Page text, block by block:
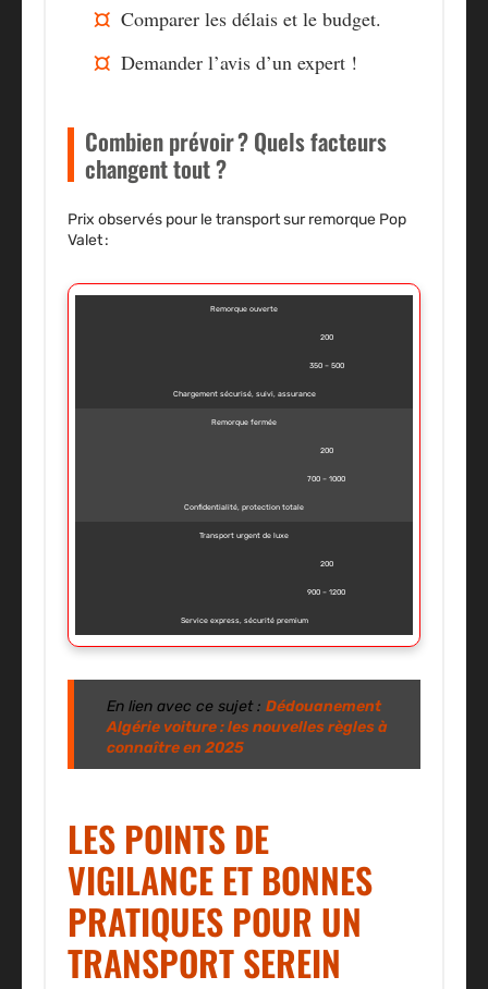
Comparer les délais et le budget.
Demander l’avis d’un expert !
Combien prévoir ? Quels facteurs
changent tout ?
Prix observés pour le transport sur remorque Pop
Valet :
Remorque ouverte
200
350 – 500
Chargement sécurisé, suivi, assurance
Remorque fermée
200
700 – 1000
Confidentialité, protection totale
Transport urgent de luxe
200
900 – 1200
Service express, sécurité premium
En lien avec ce sujet : Dédouanement
Algérie voiture : les nouvelles règles à
connaître en 2025
LES POINTS DE
VIGILANCE ET BONNES
PRATIQUES POUR UN
TRANSPORT SEREIN